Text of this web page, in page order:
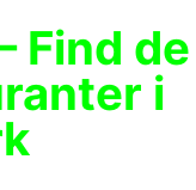
Find de
i